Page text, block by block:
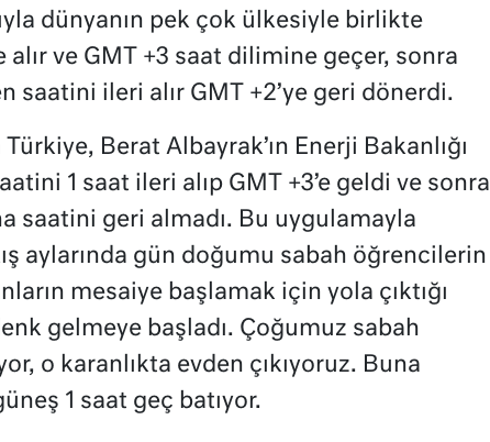
dünyanın pek çok ülkesiyle birlikte
alır ve GMT +3 saat dilimine geçer, sonra
saatini ileri alır GMT +2’ye geri dönerdi.
Berat Albayrak’ın Enerji Bakanlığı
1 saat ileri alıp GMT +3’e geldi ve sonra
saatini geri almadı. Bu uygulamayla
aylarında gün doğumu sabah öğrencilerin
mesaiye başlamak için yola çıktığı
gelmeye başladı. Çoğumuz sabah
o karanlıkta evden çıkıyoruz. Buna
1 saat geç batıyor.